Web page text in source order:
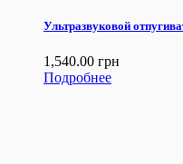
Ультразвуковой
1,540.00 грн
Подробнее